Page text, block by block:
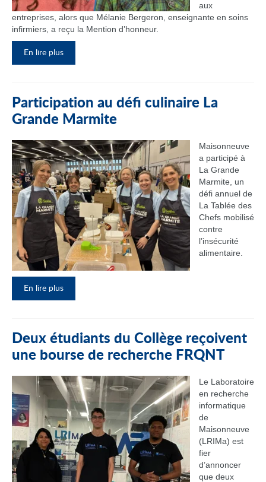
aux
entreprises, alors que Mélanie Bergeron, enseignante en soins
infirmiers, a reçu la Mention d’honneur.
En lire plus
Participation au défi culinaire La
Grande Marmite
Maisonneuve
a participé à
La Grande
Marmite, un
défi annuel de
La Tablée des
Chefs mobilisé
contre
l’insécurité
alimentaire.
En lire plus
Deux étudiants du Collège reçoivent
une bourse de recherche FRQNT
Le Laboratoire
en recherche
informatique
de
Maisonneuve
(LRIMa) est
fier
d’annoncer
que deux